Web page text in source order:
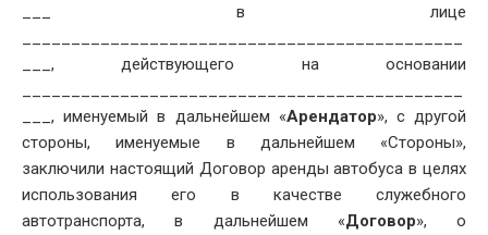
___ в лице
___, действующего на основании
___, именуемый в дальнейшем «Арендатор», с другой
стороны, именуемые в дальнейшем «Стороны»,
заключили настоящий Договор аренды автобуса в целях
использования его в качестве служебного
автотранспорта, в дальнейшем «Договор», о